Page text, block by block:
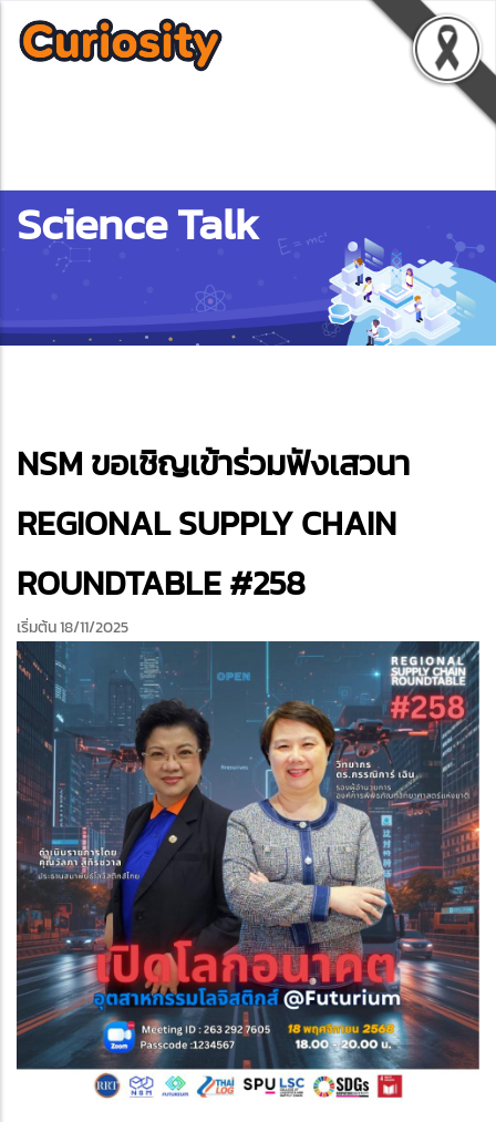
Science Talk
NSM ขอเชิญเข้าร่วมฟังเสวนา
REGIONAL SUPPLY CHAIN
ROUNDTABLE #258
เริ่มต้น 18/11/2025